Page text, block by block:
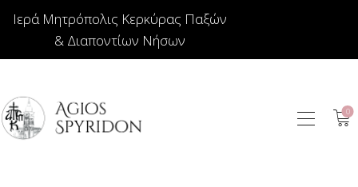
Ιερά Μητρόπολις Κερκύρας Παξών
& Διαποντίων Νήσων
0
ΕΙΚΟΝΕΣ